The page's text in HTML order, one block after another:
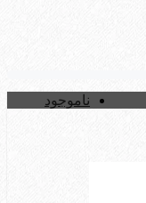
ناموجود